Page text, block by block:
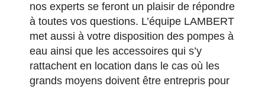
nos experts se feront un plaisir de répondre
à toutes vos questions. L’équipe LAMBERT
met aussi à votre disposition des pompes à
eau ainsi que les accessoires qui s’y
rattachent en location dans le cas où les
grands moyens doivent être entrepris pour